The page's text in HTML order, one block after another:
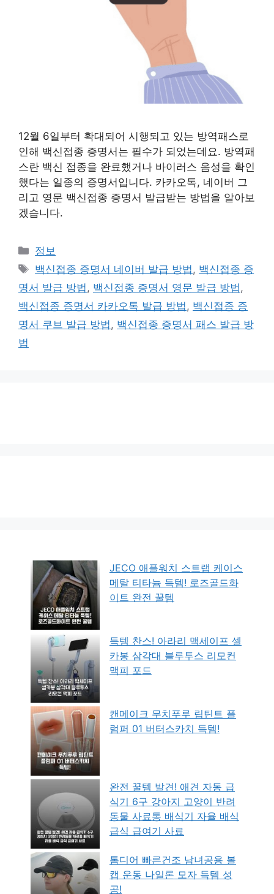
12월 6일부터 확대되어 시행되고 있는 방역패스로
인해 백신접종 증명서는 필수가 되었는데요. 방역패
스란 백신 접종을 완료했거나 바이러스 음성을 확인
했다는 일종의 증명서입니다. 카카오톡, 네이버 그
리고 영문 백신접종 증명서 발급받는 방법을 알아보
겠습니다.
카
테
리
정보
태
그
백신접종 증명서 네이버 발급 방법, 백신접종 증
명서 발급 방법, 백신접종 증명서 영문 발급 방법,
백신접종 증명서 카카오톡 발급 방법, 백신접종 증
명서 쿠브 발급 방법, 백신접종 증명서 패스 발급 방
법
JECO 애플워치 스트랩 케이스
메탈 티타늄 득템! 로즈골드화
이트 완전 꿀템
득템 찬스! 아라리 맥세이프 셀
카봉 삼각대 블루투스 리모컨
맥피 포드
캔메이크 무치푸루 립틴트 플
럼퍼 01 버터스카치 득템!
완전 꿀템 발견! 애견 자동 급
식기 6구 강아지 고양이 반려
동물 사료통 배식기 자율 배식
급식 급여기 사료
톰디어 빠른건조 남녀공용 볼
캡 운동 나일론 모자 득템 성
공!